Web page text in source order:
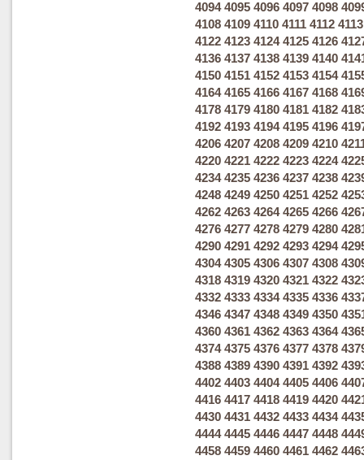
4094 4095 4096 4097 4098
4108 4109 4110 4111 4112 4113
4122 4123 4124 4125 4126
4136 4137 4138 4139 4140
4150 4151 4152 4153 4154
4164 4165 4166 4167 4168
4178 4179 4180 4181 4182
4192 4193 4194 4195 4196
4206 4207 4208 4209 4210
4220 4221 4222 4223 4224
4234 4235 4236 4237 4238
4248 4249 4250 4251 4252
4262 4263 4264 4265 4266
4276 4277 4278 4279 4280
4290 4291 4292 4293 4294
4304 4305 4306 4307 4308
4318 4319 4320 4321 4322
4332 4333 4334 4335 4336
4346 4347 4348 4349 4350
4360 4361 4362 4363 4364
4374 4375 4376 4377 4378
4388 4389 4390 4391 4392
4402 4403 4404 4405 4406
4416 4417 4418 4419 4420
4430 4431 4432 4433 4434
4444 4445 4446 4447 4448
4458 4459 4460 4461 4462